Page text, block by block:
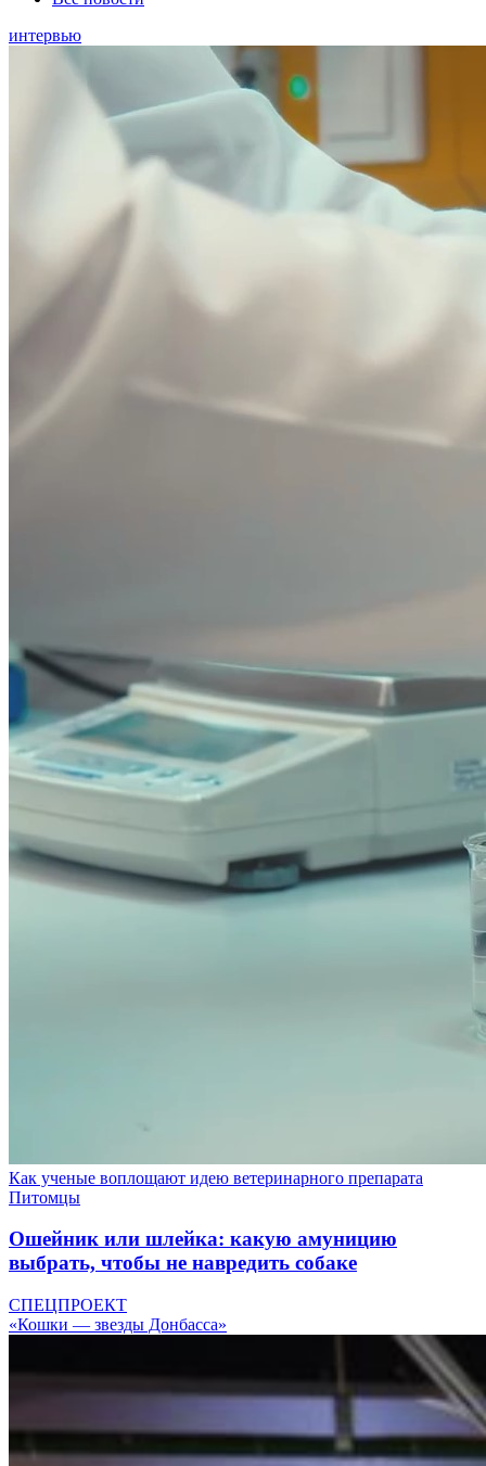
интервью
Как ученые воплощают идею ветеринарного препарата
Питомцы
Ошейник или шлейка: какую амуницию
выбрать, чтобы не навредить собаке
СПЕЦПРОЕКТ
«Кошки — звезды Донбасса»